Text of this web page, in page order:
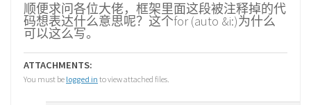
顺便求问各位大佬，框架里面这段被注释掉的代
码想表达什么意思呢？这个for (auto &i:)为什么
可以这么写。
ATTACHMENTS:
You must be logged in to view attached files.